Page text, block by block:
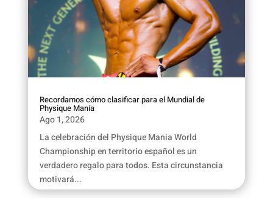
Recordamos cómo clasificar para el Mundial de
Physique Manía
Ago 1, 2026
La celebración del Physique Mania World
Championship en territorio español es un
verdadero regalo para todos. Esta circunstancia
motivará...